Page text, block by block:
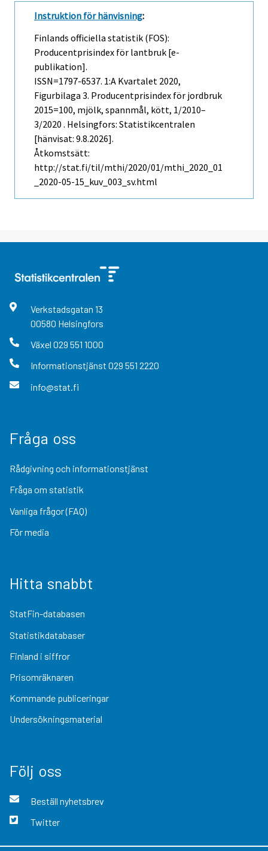
Instruktion för hänvisning:
Finlands officiella statistik (FOS):
Producentprisindex för lantbruk [e-
publikation].
ISSN=1797-6537. 1:a Kvartalet 2020,
Figurbilaga 3. Producentprisindex för jordbruk
2015=100, mjölk, spannmål, kött, 1/2010–
3/2020 . Helsingfors: Statistikcentralen
[hänvisat: 9.8.2026].
Åtkomstsätt:
http://stat.fi/til/mthi/2020/01/mthi_2020_01
_2020-05-15_kuv_003_sv.html
Verkstadsgatan 13
00580 Helsingfors
Växel 029 551 1000
Informationstjänst 029 551 2220
info@stat.fi
Fråga oss
Rådgivning och informationstjänst
Fråga om statistik
Vanliga frågor (FAQ)
För media
Hitta snabbt
StatFin-databasen
Statistikdatabaser
Finland i siffror
Prisomräknaren
Kommande publiceringar
Undersökningsmaterial
Följ oss
Beställ nyhetsbrev
Twitter